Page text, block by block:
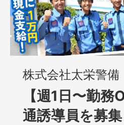
株式会社太栄警備
【週1日〜勤
通誘導員を募